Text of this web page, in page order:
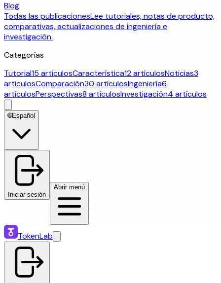
Blog
Todas las publicacionesLee tutoriales, notas de producto,
comparativas, actualizaciones de ingeniería e
investigación.
Categorías
Tutorial15 artículosCaracterística12 artículosNoticias3
artículosComparación30 artículosIngeniería6
artículosPerspectivas8 artículosInvestigación4 artículos
🌐Español
Iniciar sesión
Abrir menú
TokenLab